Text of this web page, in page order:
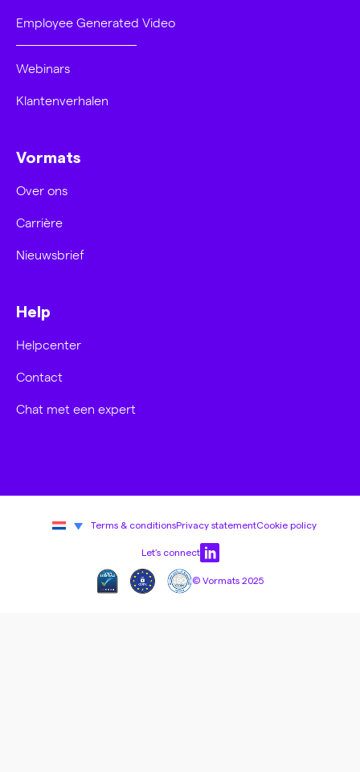
Employee Generated Video
Webinars
Klantenverhalen
Vormats
Over ons
Carrière
Nieuwsbrief
Help
Helpcenter
Contact
Chat met een expert
Terms & conditionsPrivacy statementCookie policy
Let’s connect
© Vormats 2025